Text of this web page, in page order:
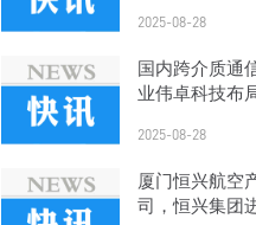
2025-08-28
国内跨介质通
业伟卓科技布
2025-08-28
厦门恒兴航空
司，恒兴集团